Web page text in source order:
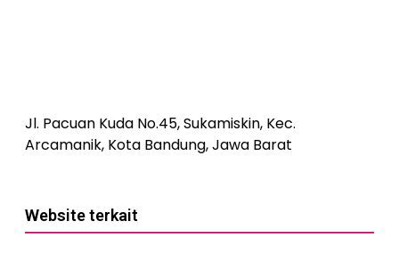
Jl. Pacuan Kuda No.45, Sukamiskin, Kec.
Arcamanik, Kota Bandung, Jawa Barat
Website terkait